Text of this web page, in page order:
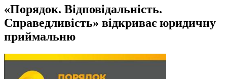
«Порядок. Відповідальність.
Справедливість» відкриває юридичну
приймальню